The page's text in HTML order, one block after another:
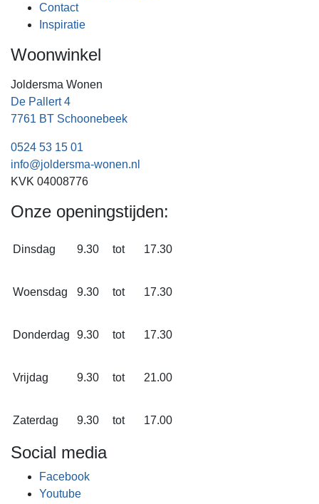
Contact
Inspiratie
Woonwinkel
Joldersma Wonen
De Pallert 4
7761 BT Schoonebeek
0524 53 15 01
info@joldersma-wonen.nl
KVK 04008776
Onze openingstijden:
Dinsdag 9.30 tot 17.30
Woensdag 9.30 tot 17.30
Donderdag 9.30 tot 17.30
Vrijdag 9.30 tot 21.00
Zaterdag 9.30 tot 17.00
Social media
Facebook
Youtube